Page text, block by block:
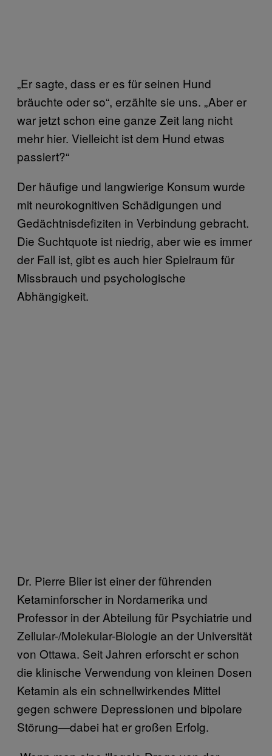
„Er sagte, dass er es für seinen Hund
bräuchte oder so“, erzählte sie uns. „Aber er
war jetzt schon eine ganze Zeit lang nicht
mehr hier. Vielleicht ist dem Hund etwas
passiert?“
Der häufige und langwierige Konsum wurde
mit neurokognitiven Schädigungen und
Gedächtnisdefiziten in Verbindung gebracht.
Die Suchtquote ist niedrig, aber wie es immer
der Fall ist, gibt es auch hier Spielraum für
Missbrauch und psychologische
Abhängigkeit.
Dr. Pierre Blier ist einer der führenden
Ketaminforscher in Nordamerika und
Professor in der Abteilung für Psychiatrie und
Zellular-/Molekular-Biologie an der Universität
von Ottawa. Seit Jahren erforscht er schon
die klinische Verwendung von kleinen Dosen
Ketamin als ein schnellwirkendes Mittel
gegen schwere Depressionen und bipolare
Störung—dabei hat er großen Erfolg.